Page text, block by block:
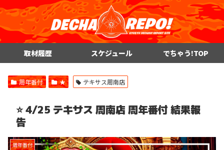
取材履歴 スケジュール でちゃう!TOP
周年番付 ★ テキサス周南店
⭐️ 4/25 テキサス 周南店 周年番付 結果報
告
周年番付